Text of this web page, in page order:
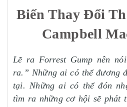
Biến Thay Đổi
Campbell
Lẽ ra Forrest Gump nên
ra.” Những ai có thể đương
tại. Những ai có thể đón
tìm ra những cơ hội sẽ phát